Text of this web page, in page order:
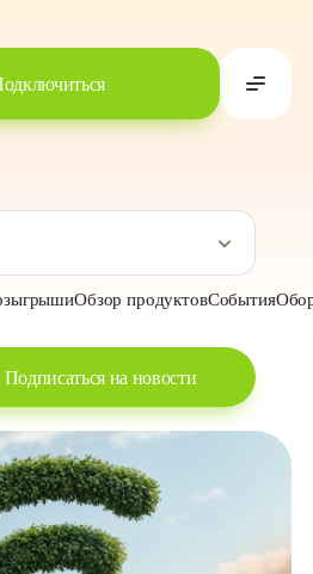
Обзор продуктовСобытия
Подписаться на новости